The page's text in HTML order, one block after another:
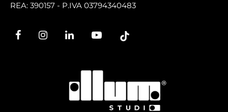
REA: 390157 - P.IVA 03794340483